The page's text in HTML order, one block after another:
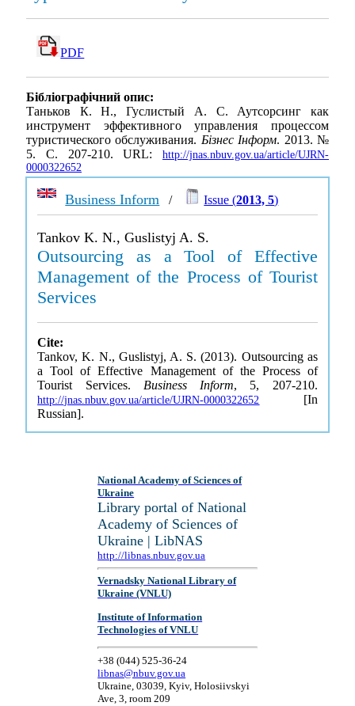
PDF
Бібліографічний опис:
Таньков К. Н., Гуслистый А. С. Аутсорсинг как
инструмент эффективного управления процессом
туристического обслуживания. Бізнес Інформ. 2013. №
5. С. 207-210. URL: http://jnas.nbuv.gov.ua/article/UJRN-
0000322652
Business Inform / Issue (2013, 5)
Tankov K. N., Guslistyj A. S.
Outsourcing as a Tool of Effective
Management of the Process of Tourist
Services
Cite:
Tankov, K. N., Guslistyj, A. S. (2013). Outsourcing as
a Tool of Effective Management of the Process of
Tourist Services. Business Inform, 5, 207-210.
http://jnas.nbuv.gov.ua/article/UJRN-0000322652 [In
Russian].
National Academy of Sciences of
Ukraine
Library portal of National
Academy of Sciences of
Ukraine | LibNAS
http://libnas.nbuv.gov.ua
Vernadsky National Library of
Ukraine (VNLU)
Institute of Information
Technologies of VNLU
+38 (044) 525-36-24
libnas@nbuv.gov.ua
Ukraine, 03039, Kyiv, Holosiivskyi
Ave, 3, room 209